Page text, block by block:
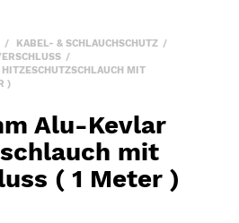
KABEL- & SCHLAUCHSCHUTZ
MIT
)
Alu-Kevlar
mit
( 1 Meter )